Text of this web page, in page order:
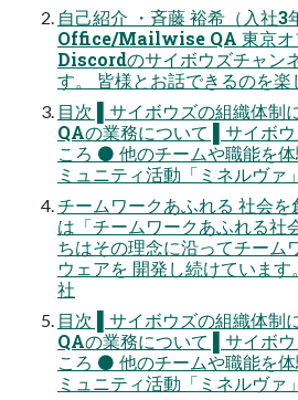
自己紹介 ・斉藤 裕希（入社3
Office/Mailwise QA 東京オ
Discordのサイボウズチャン
す。 皆様とお話できるのを楽
目次 ▌サイボウズの組織体制
QAの業務について ▌サイボ
ころ ⚫ 他のチームや職能を
ミュニティ活動「ミネルヴァ
チームワークあふれる 社会
は「チームワークあふれる社
ちはその理念に沿ってチーム
ウェアを 開発し続けていま
社
目次 ▌サイボウズの組織体制
QAの業務について ▌サイボ
ころ ⚫ 他のチームや職能を
ミュニティ活動「ミネルヴァ